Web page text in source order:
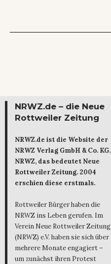
NRWZ.de – die Neue
Rottweiler Zeitung
NRWZ.de ist die Website der
NRWZ Verlag GmbH & Co. KG.
NRWZ, das bedeutet Neue
Rottweiler Zeitung. 2004
erschien diese erstmals.
Rottweiler Bürger haben die
NRWZ ins Leben gerufen. Im
Verein Neue Rottweiler Zeitung
(NRWZ) e.V. haben sie sich über
mehrere Monate engagiert –
um zunächst ihren Protest